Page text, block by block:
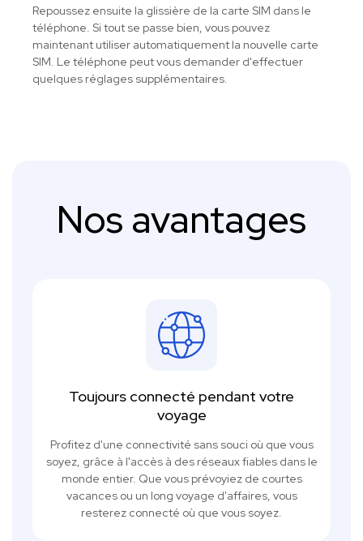
Repoussez ensuite la glissière de la carte SIM dans le
téléphone. Si tout se passe bien, vous pouvez
maintenant utiliser automatiquement la nouvelle carte
SIM. Le téléphone peut vous demander d'effectuer
quelques réglages supplémentaires.
Nos avantages
Toujours connecté pendant votre
voyage
Profitez d'une connectivité sans souci où que vous
soyez, grâce à l'accès à des réseaux fiables dans le
monde entier. Que vous prévoyiez de courtes
vacances ou un long voyage d'affaires, vous
resterez connecté où que vous soyez.